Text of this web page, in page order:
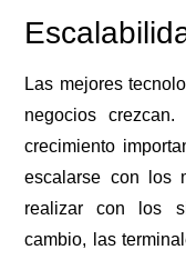
Las mejores
negocios
crecimiento
escalarse con los
realizar con los
cambio, las